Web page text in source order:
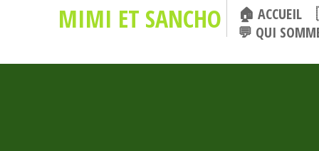
MIMI ET SANCHO 🏠 ACCUEIL
💬 QUI